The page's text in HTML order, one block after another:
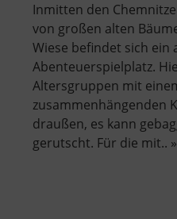
Inmitten den
von großen alten
Wiese befindet sich ein
Abenteuerspielplatz.
Altersgruppen mit
zusammenhängenden
draußen, es kann
gerutscht. Für die mit.. »